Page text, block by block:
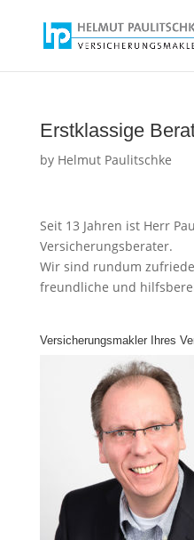
Erstklassige
by Helmut Paulitschke
Seit 13 Jahren ist Herr
Versicherungsberater.
Wir sind rundum
freundliche und
Versicherungsmakler Ihres